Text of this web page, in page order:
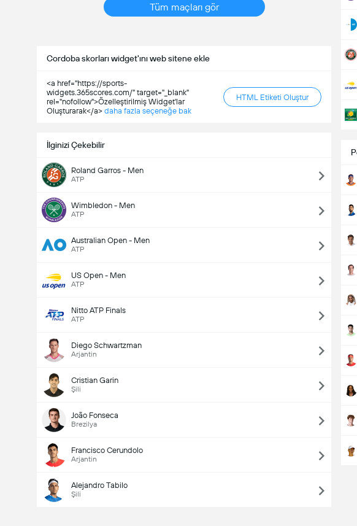
Tüm maçları gör
Cordoba skorları widget'ını web sitene ekle
<a href="https://sports-
widgets.365scores.com/" target="_blank"
rel="nofollow">Özelleştirilmiş Widget'lar
Oluşturarak</a> daha fazla seçeneğe bak
HTML Etiketi Oluştur
İlginizi Çekebilir
Roland Garros - Men
ATP
Wimbledon - Men
ATP
Australian Open - Men
ATP
US Open - Men
ATP
Nitto ATP Finals
ATP
Diego Schwartzman
Arjantin
Cristian Garin
Şili
João Fonseca
Brezilya
Francisco Cerundolo
Arjantin
Alejandro Tabilo
Şili